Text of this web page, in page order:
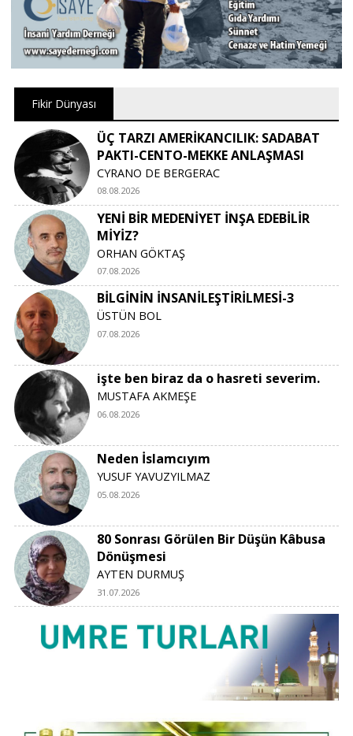
Fikir Dünyası
ÜÇ TARZI AMERİKANCILIK: SADABAT
PAKTI-CENTO-MEKKE ANLAŞMASI
CYRANO DE BERGERAC
08.08.2026
YENİ BİR MEDENİYET İNŞA EDEBİLİR
MİYİZ?
ORHAN GÖKTAŞ
07.08.2026
BİLGİNİN İNSANİLEŞTİRİLMESİ-3
ÜSTÜN BOL
07.08.2026
işte ben biraz da o hasreti severim.
MUSTAFA AKMEŞE
06.08.2026
Neden İslamcıyım
YUSUF YAVUZYILMAZ
05.08.2026
80 Sonrası Görülen Bir Düşün Kâbusa
Dönüşmesi
AYTEN DURMUŞ
31.07.2026